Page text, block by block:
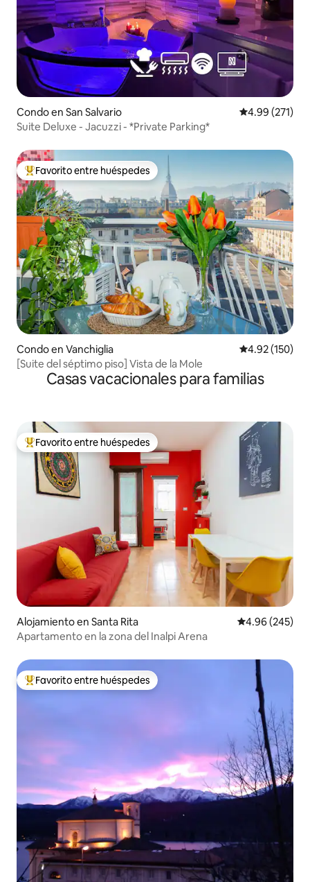
Condo en San Salvario Calificación
4.99 (271)
Suite Deluxe - Jacuzzi - *Private Parking*
Favorito entre huéspedes preferido
Favorito entre huéspedes
Condo en Vanchiglia Calificación
4.92 (150)
[Suite del séptimo piso] Vista de la Mole
Casas vacacionales para familias
Favorito entre huéspedes preferido
Favorito entre huéspedes
Alojamiento en Santa Rita Calificación
4.96 (245)
Apartamento en la zona del Inalpi Arena
Favorito entre huéspedes preferido
Favorito entre huéspedes